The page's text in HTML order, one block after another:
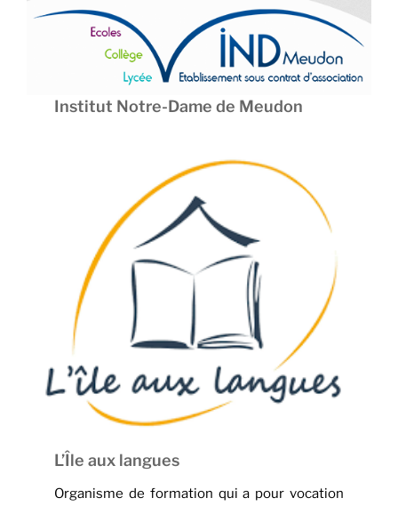
Institut Notre-Dame de Meudon
L’Île aux langues
Organisme de formation qui a pour vocation